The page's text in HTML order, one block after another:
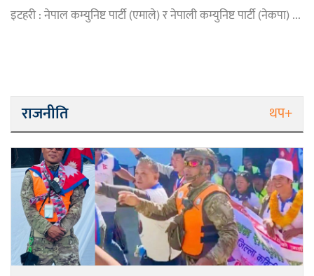
इटहरी : नेपाल कम्युनिष्ट पार्टी (एमाले) र नेपाली कम्युनिष्ट पार्टी (नेकपा) ...
राजनीति थप+